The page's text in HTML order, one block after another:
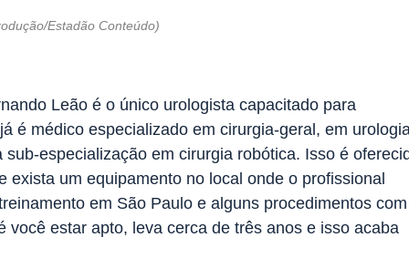
Estadão Conteúdo)
Leão é o único urologista capacitado para
é médico especializado em cirurgia-­geral, em
­especialização em cirurgia robótica. Isso é
um equipamento no local onde o profissional
em São Paulo e alguns procedimentos com
você estar apto, leva cerca de três anos e isso acaba